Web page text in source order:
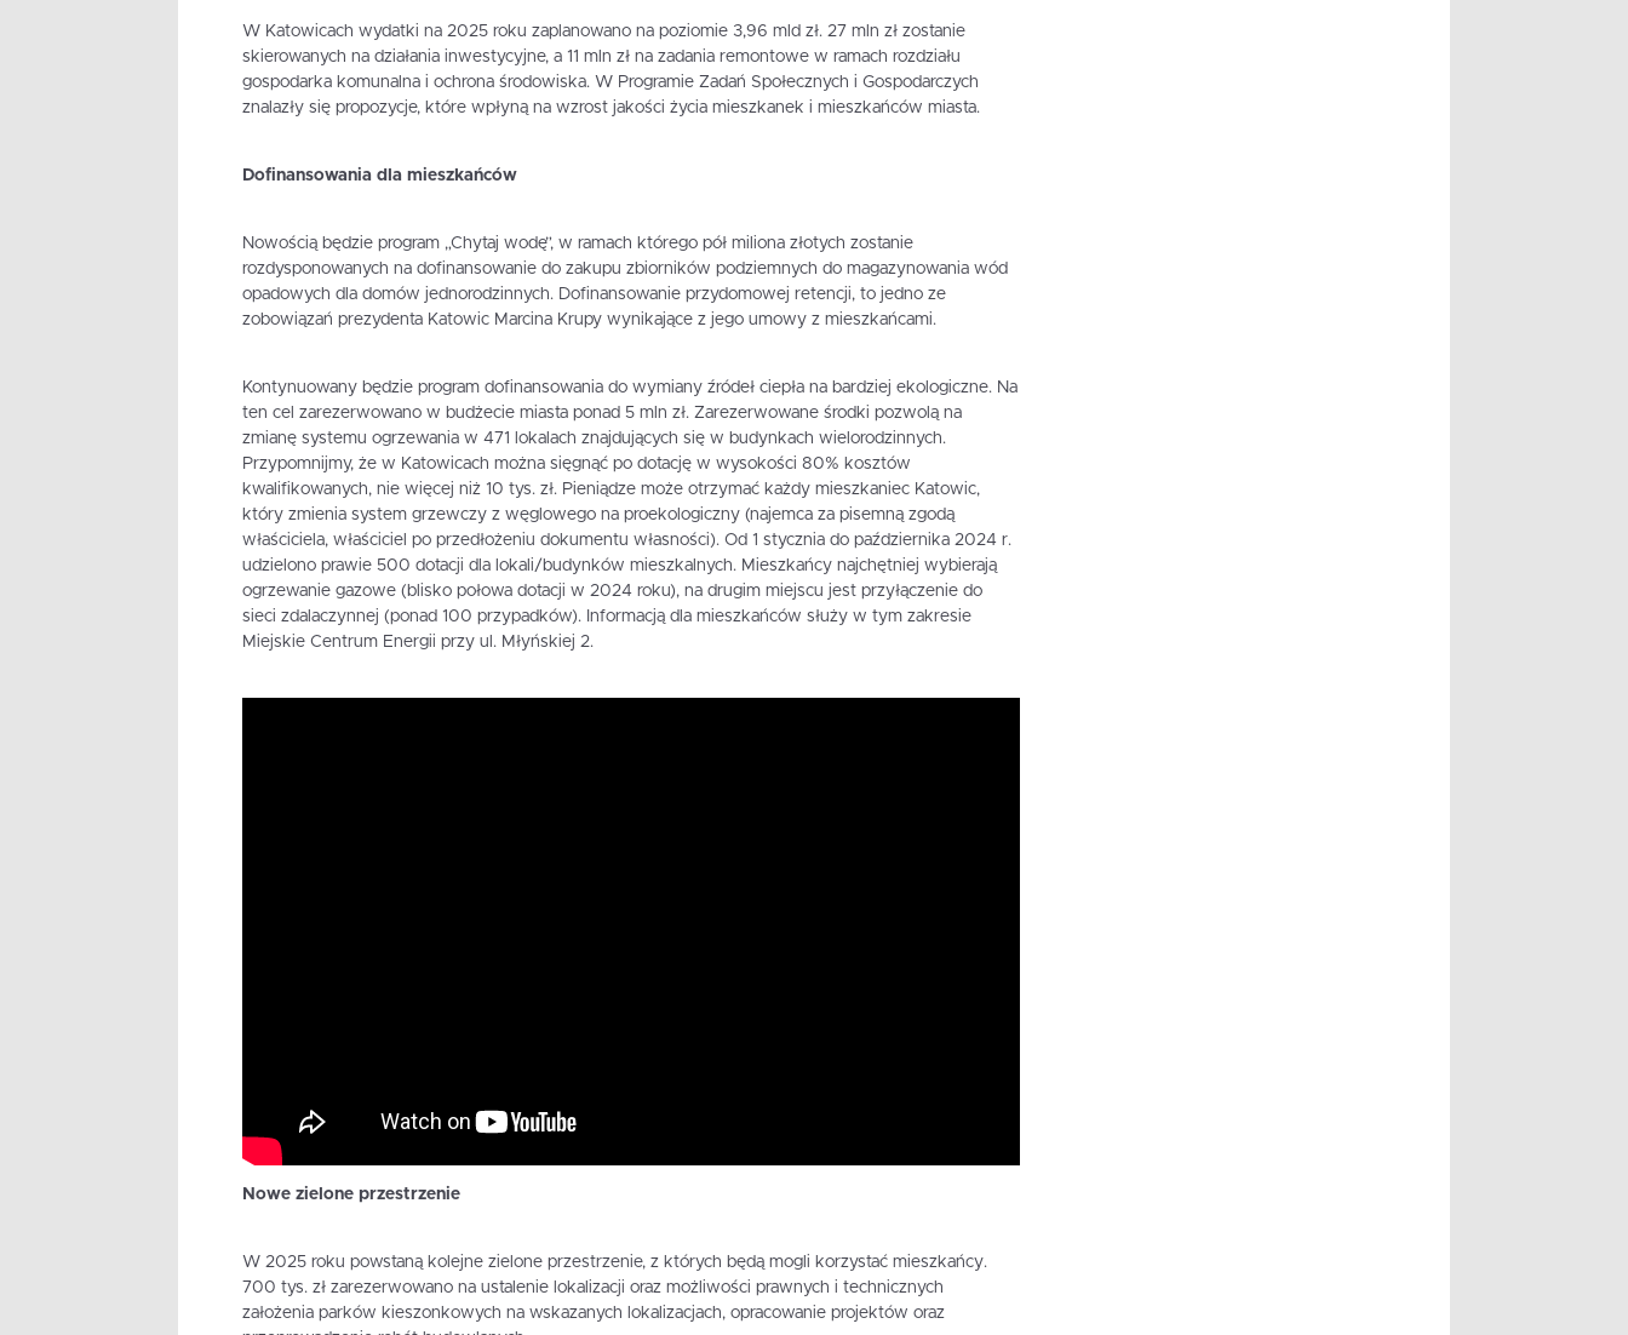
W Katowicach wydatki na 2025 roku zaplanowano na poziomie 3,96 mld zł. 27 mln zł zostanie
skierowanych na działania inwestycyjne, a 11 mln zł na zadania remontowe w ramach rozdziału
gospodarka komunalna i ochrona środowiska. W Programie Zadań Społecznych i Gospodarczych
znalazły się propozycje, które wpłyną na wzrost jakości życia mieszkanek i mieszkańców miasta.
Dofinansowania dla mieszkańców
Nowością będzie program „Chytaj wodę”, w ramach którego pół miliona złotych zostanie
rozdysponowanych na dofinansowanie do zakupu zbiorników podziemnych do magazynowania wód
opadowych dla domów jednorodzinnych. Dofinansowanie przydomowej retencji, to jedno ze
zobowiązań prezydenta Katowic Marcina Krupy wynikające z jego umowy z mieszkańcami.
Kontynuowany będzie program dofinansowania do wymiany źródeł ciepła na bardziej ekologiczne. Na
ten cel zarezerwowano w budżecie miasta ponad 5 mln zł. Zarezerwowane środki pozwolą na
zmianę systemu ogrzewania w 471 lokalach znajdujących się w budynkach wielorodzinnych.
Przypomnijmy, że w Katowicach można sięgnąć po dotację w wysokości 80% kosztów
kwalifikowanych, nie więcej niż 10 tys. zł. Pieniądze może otrzymać każdy mieszkaniec Katowic,
który zmienia system grzewczy z węglowego na proekologiczny (najemca za pisemną zgodą
właściciela, właściciel po przedłożeniu dokumentu własności). Od 1 stycznia do października 2024 r.
udzielono prawie 500 dotacji dla lokali/budynków mieszkalnych. Mieszkańcy najchętniej wybierają
ogrzewanie gazowe (blisko połowa dotacji w 2024 roku), na drugim miejscu jest przyłączenie do
sieci zdalaczynnej (ponad 100 przypadków). Informacją dla mieszkańców służy w tym zakresie
Miejskie Centrum Energii przy ul. Młyńskiej 2.
Nowe zielone przestrzenie
W 2025 roku powstaną kolejne zielone przestrzenie, z których będą mogli korzystać mieszkańcy.
700 tys. zł zarezerwowano na ustalenie lokalizacji oraz możliwości prawnych i technicznych
założenia parków kieszonkowych na wskazanych lokalizacjach, opracowanie projektów oraz